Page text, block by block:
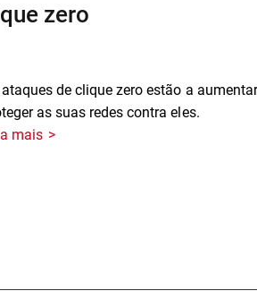
zero
ataques de clique zero estão a
as suas redes contra eles.
mais